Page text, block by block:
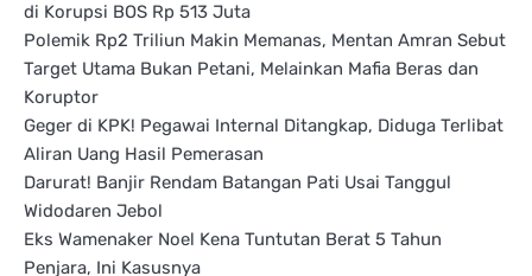
di Korupsi BOS Rp 513 Juta
Polemik Rp2 Triliun Makin Memanas, Mentan Amran Sebut
Target Utama Bukan Petani, Melainkan Mafia Beras dan
Koruptor
Geger di KPK! Pegawai Internal Ditangkap, Diduga Terlibat
Aliran Uang Hasil Pemerasan
Darurat! Banjir Rendam Batangan Pati Usai Tanggul
Widodaren Jebol
Eks Wamenaker Noel Kena Tuntutan Berat 5 Tahun
Penjara, Ini Kasusnya